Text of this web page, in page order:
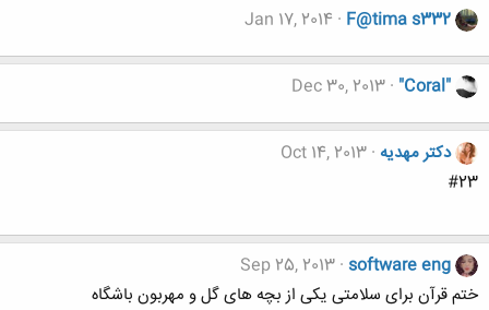
F@tima s332
Jan 17, 2014
"Coral"
Dec 30, 2013
دکتر مهدیه Oct 14, 2013
#23
software eng
Sep 25, 2013
ختم قرآن برای سلامتی یکی از بچه های گل و مهربون باشگاه